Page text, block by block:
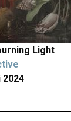
Light
2024